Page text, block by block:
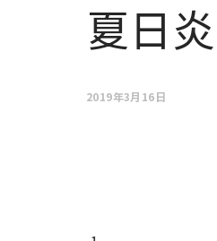
夏日
2019年3月16日